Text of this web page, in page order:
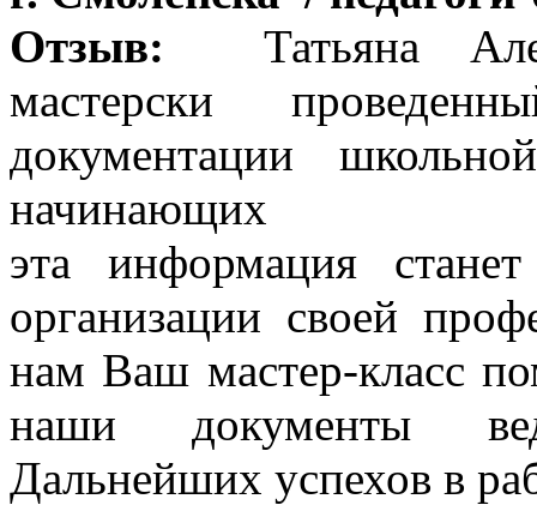
Отзыв:
Татьяна
мастерски
документации
начинающих
эта информация
организации своей
нам Ваш мастер-класс
наши документы
Дальнейших успехов в